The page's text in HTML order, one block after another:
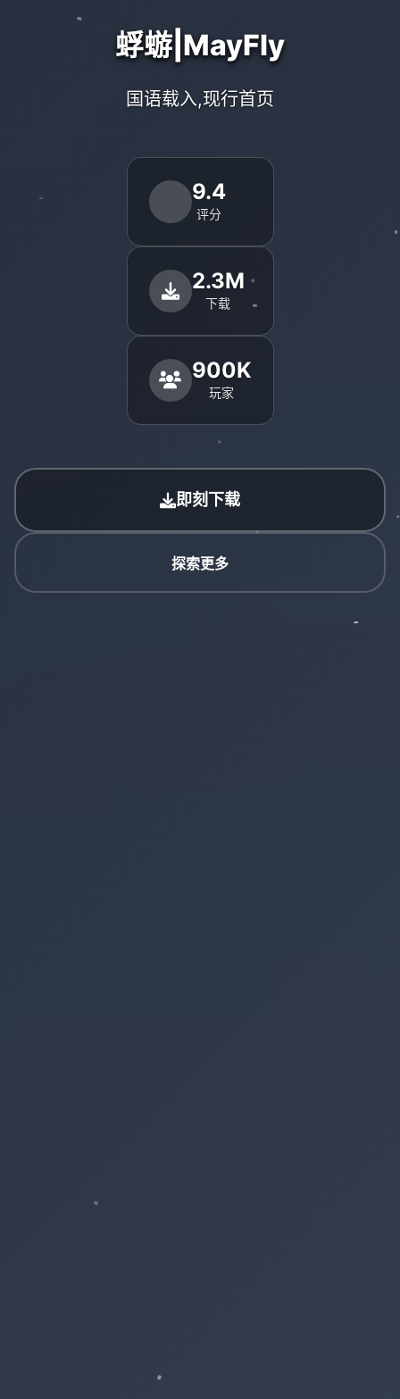
蜉蝣|MayFly
国语载入,现行首页
9.4
评分
2.3M
下载
900K
玩家
即刻下载
探索更多